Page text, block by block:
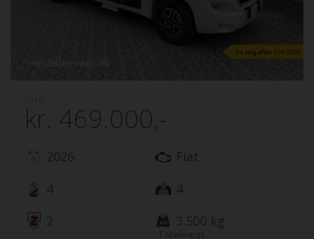
kr. 469.000,-
2026
Fiat
4
4
2
3.500 kg